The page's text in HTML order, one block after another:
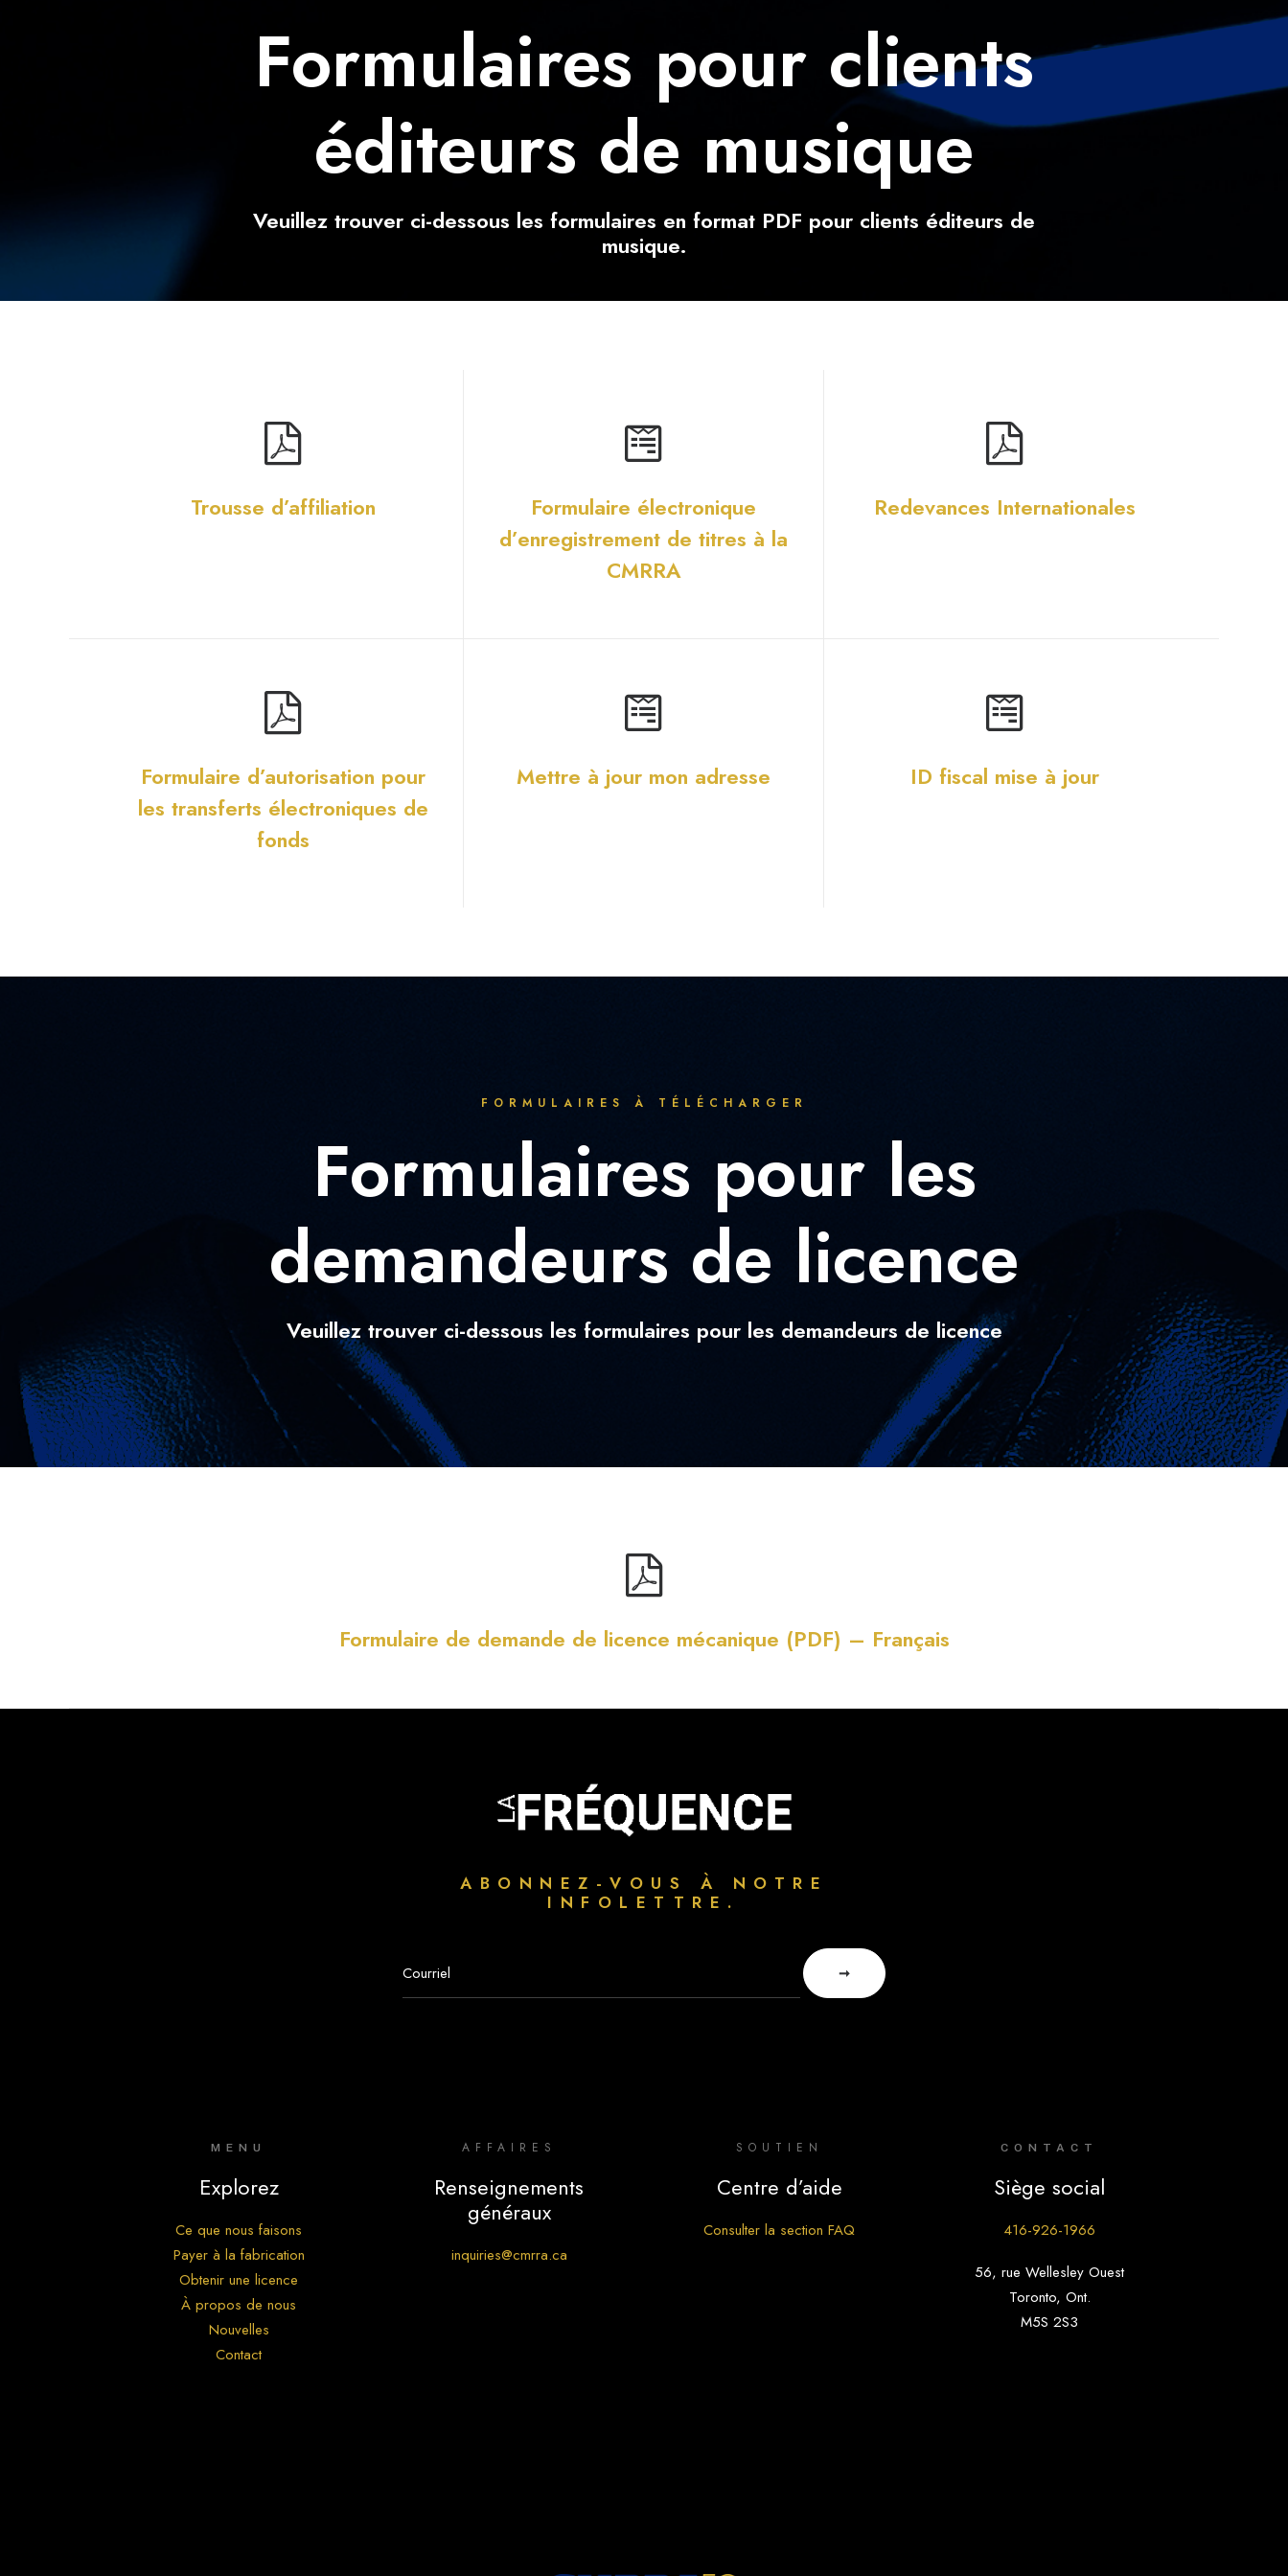
Formulaires pour clients
éditeurs de musique
Veuillez trouver ci-dessous les formulaires en format PDF pour clients éditeurs de
musique.
Trousse d’affiliation
Formulaire électronique
d’enregistrement de titres à la
CMRRA
Redevances Internationales
Formulaire d’autorisation pour
les transferts électroniques de
fonds
Mettre à jour mon adresse ID fiscal mise à jour
FORMULAIRES À TÉLÉCHARGER
Formulaires pour les
demandeurs de licence
Veuillez trouver ci-dessous les formulaires pour les demandeurs de licence
Formulaire de demande de licence mécanique (PDF) – Français
ABONNEZ-VOUS À NOTRE
INFOLETTRE.
MENU
Explorez
Ce que nous faisons
Payer à la fabrication
Obtenir une licence
À propos de nous
Nouvelles
Contact
AFFAIRES
Renseignements
généraux
inquiries@cmrra.ca
SOUTIEN
Centre d’aide
Consulter la section FAQ
CONTACT
Siège social
416-926-1966
56, rue Wellesley Ouest
Toronto, Ont.
M5S 2S3